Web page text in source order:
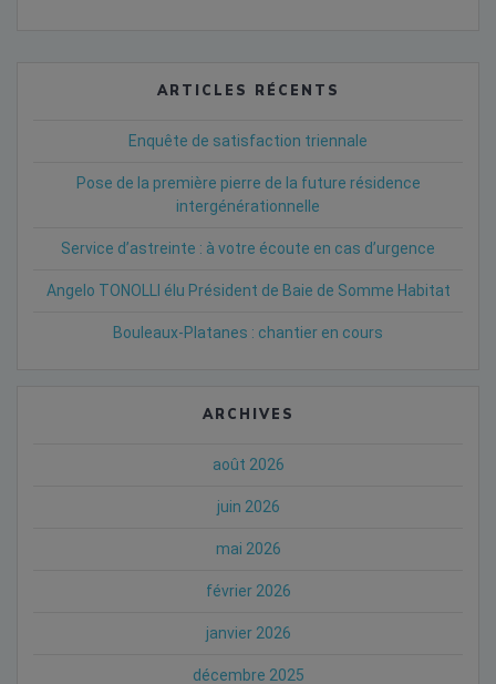
ARTICLES RÉCENTS
Enquête de satisfaction triennale
Pose de la première pierre de la future résidence
intergénérationnelle
Service d’astreinte : à votre écoute en cas d’urgence
Angelo TONOLLI élu Président de Baie de Somme Habitat
Bouleaux-Platanes : chantier en cours
ARCHIVES
août 2026
juin 2026
mai 2026
février 2026
janvier 2026
décembre 2025